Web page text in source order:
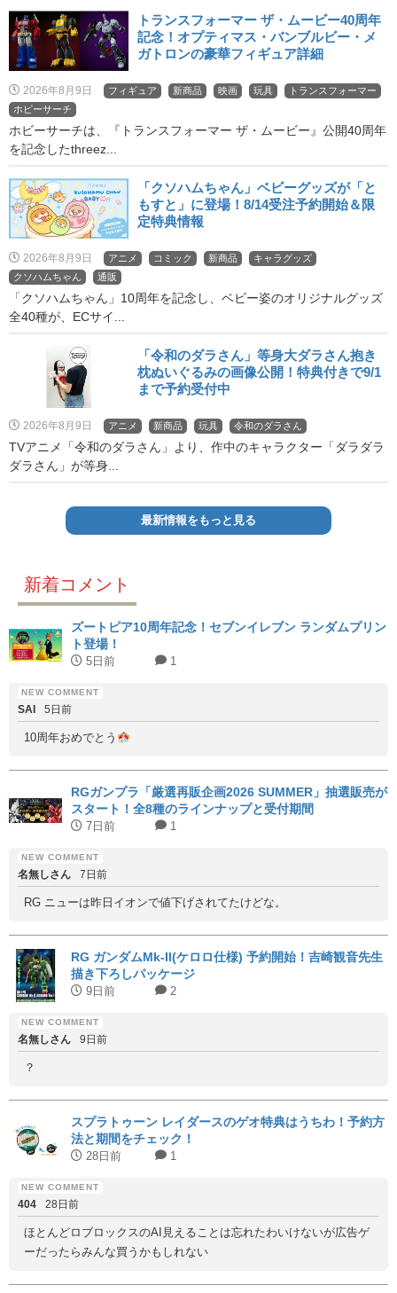
トランスフォーマー ザ・ムービー40周年
記念！オプティマス・バンブルビー・メ
ガトロンの豪華フィギュア詳細
2026年8月9日 フィギュア 新商品 映画 玩具
トランスフォーマー
ホビーサーチ
ホビーサーチは、『トランスフォーマー ザ・ムービー』公開40周年
を記念したthreez...
「クソハムちゃん」ベビーグッズが「と
もすと」に登場！8/14受注予約開始＆限
定特典情報
2026年8月9日 アニメ コミック 新商品
キャラグッズ
クソハムちゃん
通販
「クソハムちゃん」10周年を記念し、ベビー姿のオリジナルグッズ
全40種が、ECサイ...
「令和のダラさん」等身大ダラさん抱き
枕ぬいぐるみの画像公開！特典付きで9/1
まで予約受付中
2026年8月9日 アニメ 新商品 玩具 令和のダラさん
TVアニメ「令和のダラさん」より、作中のキャラクター「ダラダラ
ダラさん」が等身...
最新情報をもっと見る
新着コメント
ズートピア10周年記念！セブンイレブン ランダムプリン
ト登場！
5日前 1
SAI 5日前
10周年おめでとう
RGガンプラ「厳選再販企画2026 SUMMER」抽選販売が
スタート！全8種のラインナップと受付期間
7日前 1
名無しさん 7日前
RG ニューは昨日イオンで値下げされてたけどな。
RG ガンダムMk-II(ケロロ仕様) 予約開始！吉崎観音先生
描き下ろしパッケージ
9日前 2
名無しさん 9日前
？
スプラトゥーン レイダースのゲオ特典はうちわ！予約方
法と期間をチェック！
28日前 1
404 28日前
ほとんどロブロックスのAI見えることは忘れたわいけないが広告ゲ
ーだったらみんな買うかもしれない